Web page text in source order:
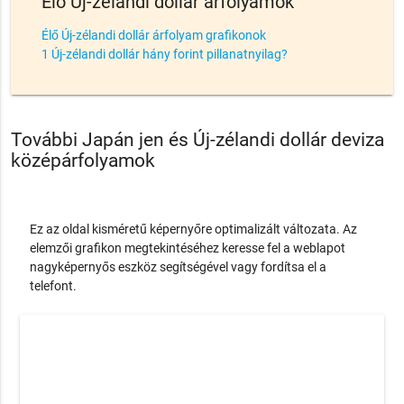
Élő Új-zélandi dollár árfolyam grafikonok
1 Új-zélandi dollár hány forint pillanatnyilag?
További Japán jen és Új-zélandi dollár deviza
középárfolyamok
Ez az oldal kisméretű képernyőre optimalizált változata. Az
elemzői grafikon megtekintéséhez keresse fel a weblapot
nagyképernyős eszköz segítségével vagy fordítsa el a
telefont.